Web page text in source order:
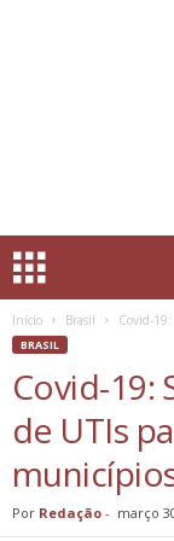
Início Brasil Covid-
BRASIL
Covid-19:
de UTIs
Por Redação - março